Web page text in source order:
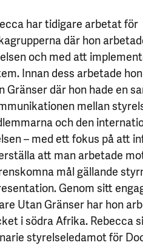
har tidigare arbetat för
där hon
och med att
Innan dess arbetade
Gränser där hon hade en
mellan
och den
– med ett fokus på att
att man arbetade
mål gällande
Genom sitt
Utan Gränser har hon
i södra Afrika. Rebecca
styrelseledamot för